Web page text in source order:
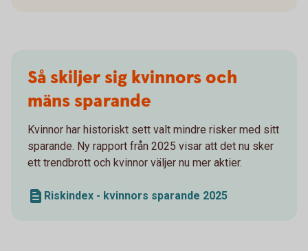
Så skiljer sig kvinnors och
mäns sparande
Kvinnor har historiskt sett valt mindre risker med sitt
sparande. Ny rapport från 2025 visar att det nu sker
ett trendbrott och kvinnor väljer nu mer aktier.
Riskindex - kvinnors sparande 2025